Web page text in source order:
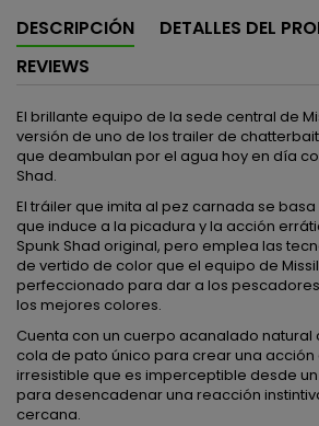
DESCRIPCIÓN
DETALLES DEL
REVIEWS
El brillante equipo de la sede central de
versión de uno de los trailer de
que deambulan por el agua hoy en día
Shad.
El tráiler que imita al pez carnada se
que induce a la picadura y la acción
Spunk Shad original, pero emplea las
de vertido de color que el equipo de
perfeccionado para dar a los
los mejores colores.
Cuenta con un cuerpo acanalado natural
cola de pato único para crear una
irresistible que es imperceptible desde
para desencadenar una reacción
cercana.